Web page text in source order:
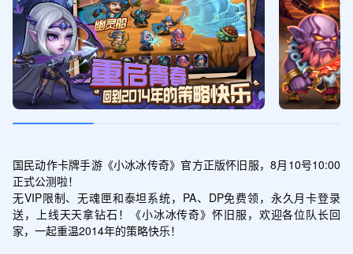
国民动作卡牌手游《小冰冰传奇》官方正版怀旧服，8月10号10:00
正式公测啦！
无VIP限制、无魂匣和泰坦系统，PA、DP免费领，永久月卡登录
送，上线天天拿钻石！《小冰冰传奇》怀旧服，欢迎各位队长回
家，一起重温2014年的策略快乐！